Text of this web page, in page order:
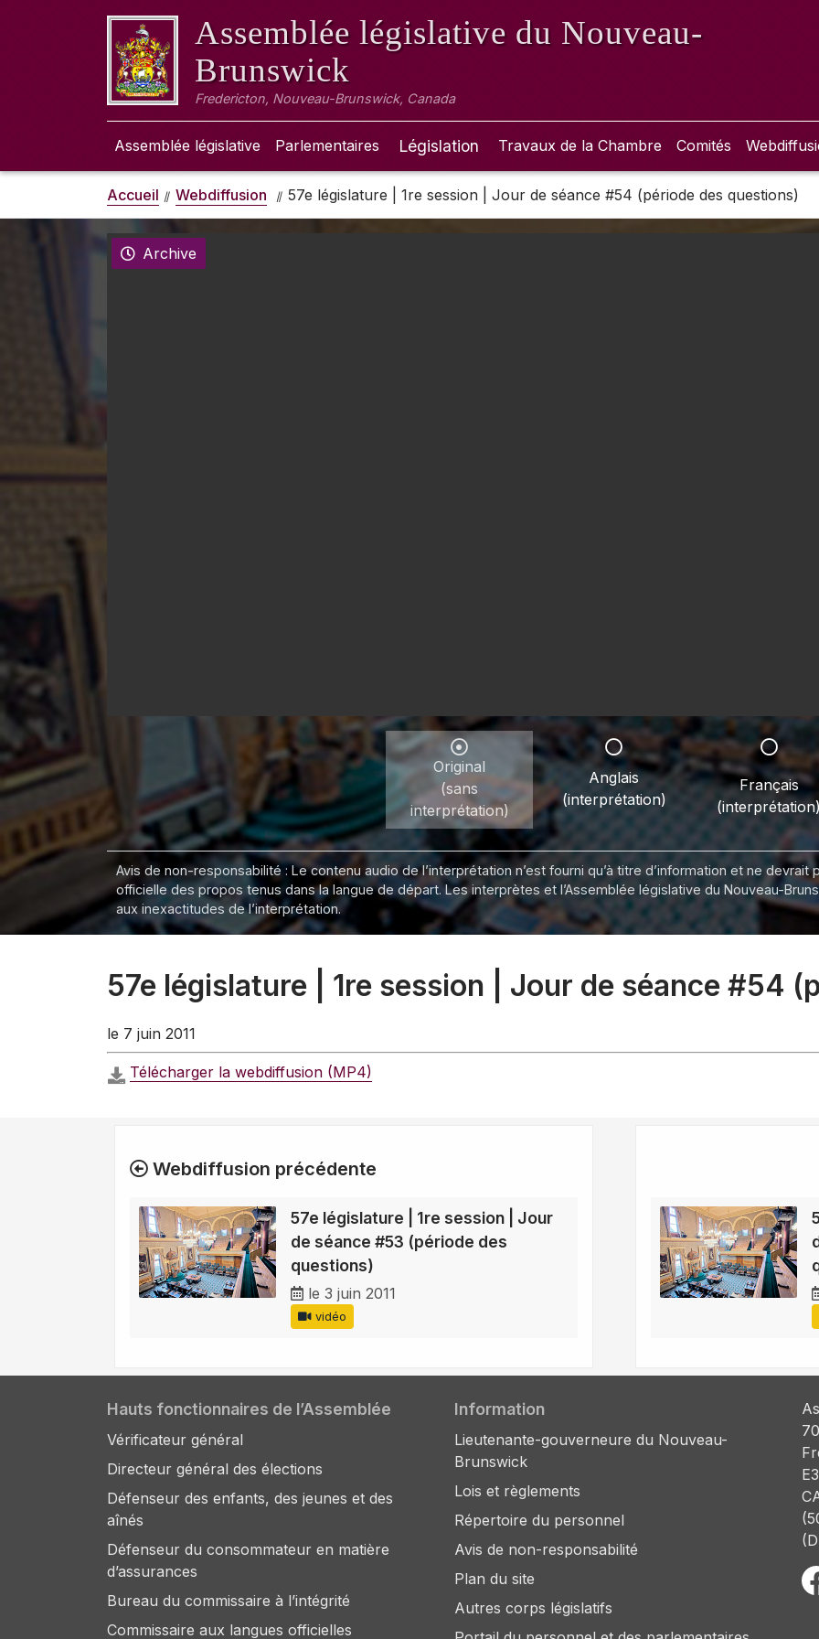
Assemblée législative du Nouveau-
Brunswick
Fredericton, Nouveau-Brunswick, Canada
Assemblée législative Parlementaires Législation Travaux de la Chambre Comités
Accueil Webdiffusion 57e législature | 1re session | Jour de séance #54 (période des questions)
Archive
Original
(sans
interprétation)
Anglais
(interprétation)
Français
Avis de non-responsabilité : Le contenu audio de l’interprétation n’est fourni qu’à titre d’information et ne
officielle des propos tenus dans la langue de départ. Les interprètes et l’Assemblée législative du Nouveau-
aux inexactitudes de l’interprétation.
57e législature | 1re session | Jour de séance #54
le 7 juin 2011
Télécharger la webdiffusion (MP4)
Webdiffusion précédente
57e législature | 1re session | Jour
de séance #53 (période des
questions)
le 3 juin 2011
vidéo
Hauts fonctionnaires de l’Assemblée
Vérificateur général
Directeur général des élections
Défenseur des enfants, des jeunes et des
aînés
Défenseur du consommateur en matière
d’assurances
Bureau du commissaire à l’intégrité
Commissaire aux langues officielles
Information
Lieutenante-gouverneure du Nouveau-
Brunswick
Lois et règlements
Répertoire du personnel
Avis de non-responsabilité
Plan du site
Autres corps législatifs